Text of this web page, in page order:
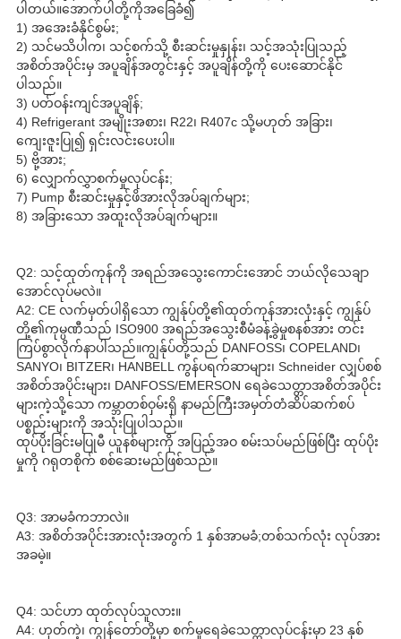
ပါတယ်။အောက်ပါတို့ကိုအခြေခံ၍
1) အအေးခံနိုင်စွမ်း;
2) သင်မသိပါက၊ သင့်စက်သို့ စီးဆင်းမှုနှုန်း၊ သင့်အသုံးပြုသည့်
အစိတ်အပိုင်းမှ အပူချိန်အတွင်းနှင့် အပူချိန်တို့ကို ပေးဆောင်နိုင်
ပါသည်။
3) ပတ်ဝန်းကျင်အပူချိန်;
4) Refrigerant အမျိုးအစား၊ R22၊ R407c သို့မဟုတ် အခြား၊
ကျေးဇူးပြု၍ ရှင်းလင်းပေးပါ။
5) ဗို့အား;
6) လျှောက်လွှာစက်မှုလုပ်ငန်း;
7) Pump စီးဆင်းမှုနှင့်ဖိအားလိုအပ်ချက်များ;
8) အခြားသော အထူးလိုအပ်ချက်များ။
Q2: သင့်ထုတ်ကုန်ကို အရည်အသွေးကောင်းအောင် ဘယ်လိုသေချာ
အောင်လုပ်မလဲ။
A2: CE လက်မှတ်ပါရှိသော ကျွန်ုပ်တို့၏ထုတ်ကုန်အားလုံးနှင့် ကျွန်ုပ်
တို့၏ကုမ္ပဏီသည် ISO900 အရည်အသွေးစီမံခန့်ခွဲမှုစနစ်အား တင်း
ကြပ်စွာလိုက်နာပါသည်။ကျွန်ုပ်တို့သည် DANFOSS၊ COPELAND၊
SANYO၊ BITZER၊ HANBELL ကွန်ပရက်ဆာများ၊ Schneider လျှပ်စစ်
အစိတ်အပိုင်းများ၊ DANFOSS/EMERSON ရေခဲသေတ္တာအစိတ်အပိုင်း
များကဲ့သို့သော ကမ္ဘာတစ်ဝှမ်းရှိ နာမည်ကြီးအမှတ်တံဆိပ်ဆက်စပ်
ပစ္စည်းများကို အသုံးပြုပါသည်။
ထုပ်ပိုးခြင်းမပြုမီ ယူနစ်များကို အပြည့်အဝ စမ်းသပ်မည်ဖြစ်ပြီး ထုပ်ပိုး
မှုကို ဂရုတစိုက် စစ်ဆေးမည်ဖြစ်သည်။
Q3: အာမခံကဘာလဲ။
A3: အစိတ်အပိုင်းအားလုံးအတွက် 1 နှစ်အာမခံ;တစ်သက်လုံး လုပ်အား
အခမဲ့။
Q4: သင်ဟာ ထုတ်လုပ်သူလား။
A4: ဟုတ်ကဲ့၊ ကျွန်တော်တို့မှာ စက်မှုရေခဲသေတ္တာလုပ်ငန်းမှာ 23 နှစ်